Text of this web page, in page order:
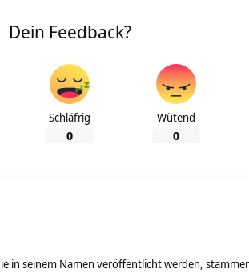
Dein Feedback?
Schläfrig
0
Wütend
0
in seinem Namen veröffentlicht werden,